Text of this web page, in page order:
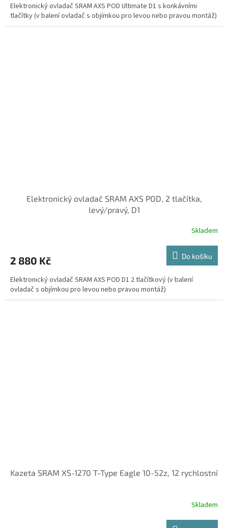
Elektronický ovladač SRAM AXS POD Ultimate D1 s konkávními
tlačítky (v balení ovladač s objímkou pro levou nebo pravou montáž)
Elektronický ovladač SRAM AXS POD, 2 tlačítka,
levý/pravý, D1
Skladem
2 880 Kč Do košíku
Elektronický ovladač SRAM AXS POD D1 2 tlačítkový (v balení
ovladač s objímkou pro levou nebo pravou montáž)
Kazeta SRAM XS-1270 T-Type Eagle 10-52z, 12 rychlostní
Skladem